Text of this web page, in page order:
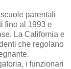
parentali
fino al 1993 e
La California e
che regolano
i funzionari